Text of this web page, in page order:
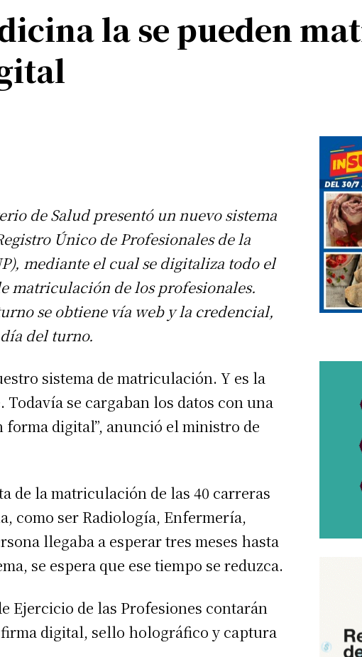
la se pueden
de Salud presentó un nuevo sistema
Único de Profesionales de la
mediante el cual se digitaliza todo el
matriculación de los profesionales.
se obtiene vía web y la credencial,
del turno.
sistema de matriculación. Y es la
Todavía se cargaban los datos con una
digital”, anunció el ministro de
de la matriculación de las 40 carreras
como ser Radiología, Enfermería,
llegaba a esperar tres meses hasta
se espera que ese tiempo se reduzca.
Ejercicio de las Profesiones contarán
digital, sello holográfico y captura